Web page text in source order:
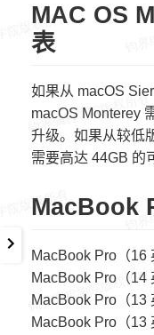
MAC OS
表
如果从 macOS
macOS Monterey
升级。如果从较低
需要高达 44GB 的
MacBook
MacBook Pro（16
MacBook Pro（14
MacBook Pro（13
MacBook Pro（13